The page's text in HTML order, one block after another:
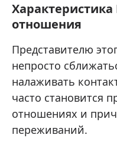
отношения
Представителю
непросто
налаживать
часто становится
отношениях и
переживаний.